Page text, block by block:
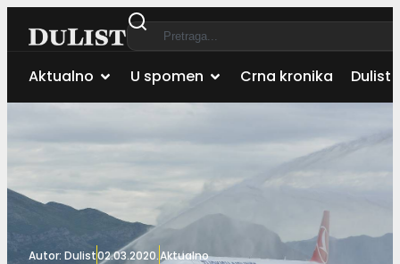
Aktualno U spomen Crna kronika Dulist
Autor: Dulist02.03.2020.Aktualno